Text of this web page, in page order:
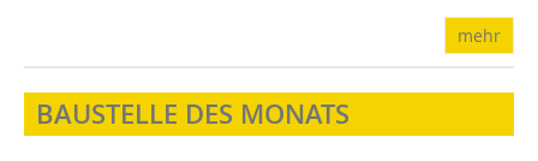
mehr
BAUSTELLE DES MONATS